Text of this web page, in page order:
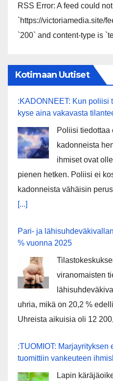
RSS Error: A feed could
`https://victoriamedia.site/
`200` and content-type is
Kotimaan Uutiset
:KADONNEET: Kun poliisi
kyse aina vakavasta
Poliisi tiedottaa
kadonneista
ihmiset ovat
pienen hetken. Poliisi ei
kadonneista vähäisin
[...]
Pari- ja
% vuonna 2025
viranomaisten
uhria, mikä on 20,2 %
Uhreista aikuisia oli 12
:TUOMIOT: Marjayrityksen
tuomittiin vankeuteen
Lapin